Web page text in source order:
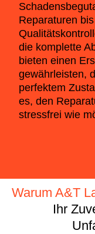
Reparaturen
die komplette
bieten einen
gewährleisten,
perfektem
es, den
stressfrei wie
Warum A&T
Ihr